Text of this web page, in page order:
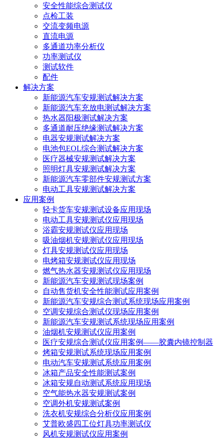
安全性能综合测试仪
点检工装
交流变频电源
直流电源
多通道功率分析仪
功率测试仪
测试软件
配件
解决方案
新能源汽车安规测试解决方案
新能源汽车充放电测试解决方案
热水器阳极测试解决方案
多通道耐压绝缘测试解决方案
电器安规测试解决方案
电池包EOL综合测试解决方案
医疗器械安规测试解决方案
照明灯具安规测试解决方案
新能源汽车零部件安规测试方案
电动工具安规测试解决方案
应用案例
轻卡货车安规测试设备应用现场
电动工具安规测试仪应用现场
浴霸安规测试仪应用现场
吸油烟机安规测试仪应用现场
灯具安规测试仪应用现场
电烤箱安规测试仪应用现场
燃气热水器安规测试仪应用现场
新能源汽车安规测试现场案例
自动售货机安全性能测试应用案例
新能源汽车安规综合测试系统现场应用案例
空调安规综合测试仪现场应用案例
新能源汽车安规测试系统现场应用案例
油烟机安规测试仪应用案例
医疗安规综合测试仪应用案例——胶囊内镜控制器
烤箱安规测试系统现场应用案例
电动汽车安规测试系统应用案例
冰箱产品安全性能测试案例
冰箱安规自动测试系统应用现场
空气能热水器安规测试案例
空调外机安规测试案例
洗衣机安规综合分析仪应用案例
艾普欧盛四工位灯具功率测试仪
风机安规测试仪应用案例